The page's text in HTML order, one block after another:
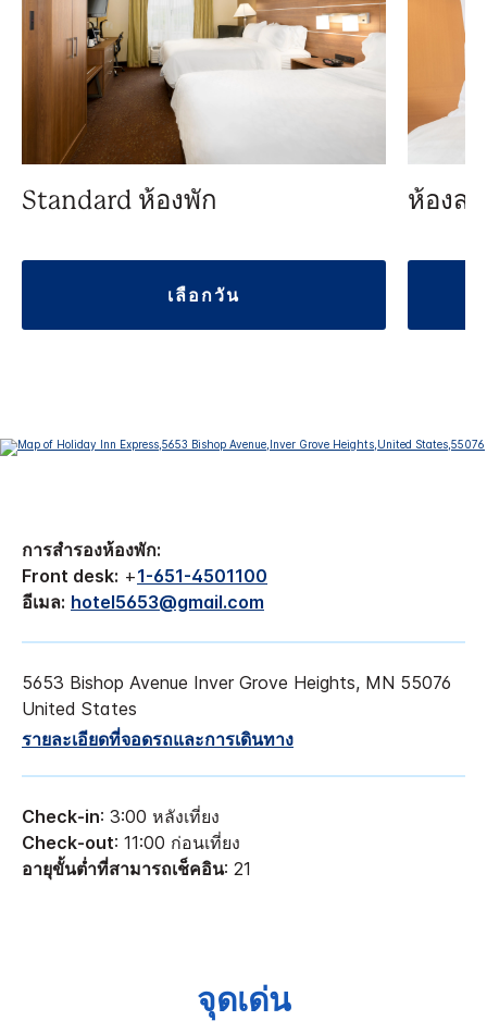
Standard ห้องพัก
เลือกวัน
ห้องส
การสำรองห้องพัก:
Front desk: +1-651-4501100
อีเมล: hotel5653@gmail.com
5653 Bishop Avenue Inver Grove Heights, MN 55076
United States
รายละเอียดที่จอดรถและการเดินทาง
Check-in: 3:00 หลังเที่ยง
Check-out: 11:00 ก่อนเที่ยง
อายุขั้นต่ำที่สามารถเช็คอิน: 21
จุดเด่น